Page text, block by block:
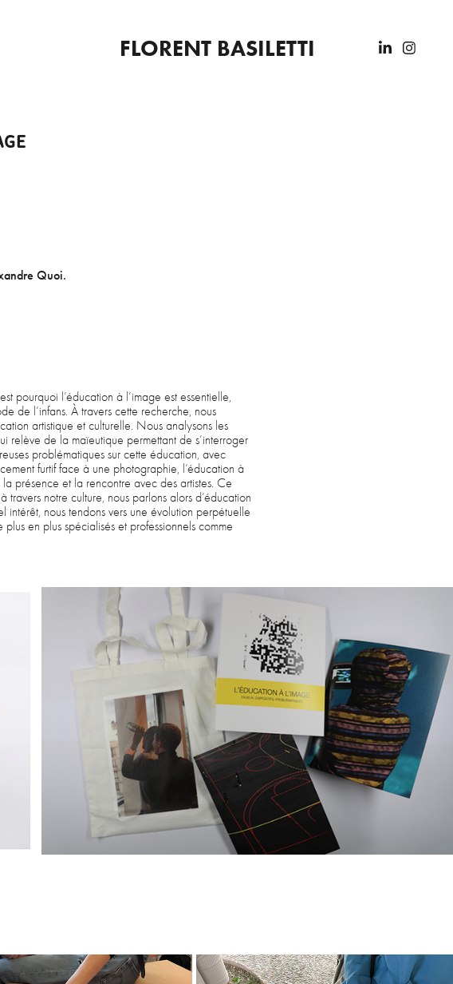
FLORENT BASILETTI
Quoi.
pourquoi l’éducation à l’image est essentielle,
de l’infans. À travers cette recherche, nous
artistique et culturelle. Nous analysons les
relève de la maïeutique permettant de s’interroger
problématiques sur cette éducation, avec
furtif face à une photographie, l’éducation à
présence et la rencontre avec des artistes. Ce
notre culture, nous parlons alors d’éducation
intérêt, nous tendons vers une évolution perpétuelle
en plus spécialisés et professionnels comme